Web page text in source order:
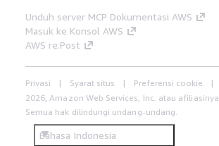
Unduh server MCP Dokumentasi AWS
Masuk ke Konsol AWS
AWS re:Post
Privasi Syarat situs Preferensi cookie
2026, Amazon Web Services, Inc. atau afiliasinya.
Semua hak dilindungi undang-undang.
Bahasa Indonesia